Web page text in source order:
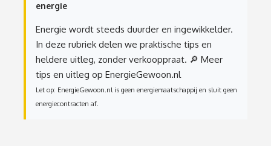
energie
Energie wordt steeds duurder en ingewikkelder.
In deze rubriek delen we praktische tips en
heldere uitleg, zonder verkooppraat. 🔎 Meer
tips en uitleg op EnergieGewoon.nl
Let op: EnergieGewoon.nl is geen energiemaatschappij en sluit geen
energiecontracten af.